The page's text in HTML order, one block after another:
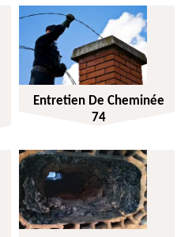
Entretien De Cheminée
74